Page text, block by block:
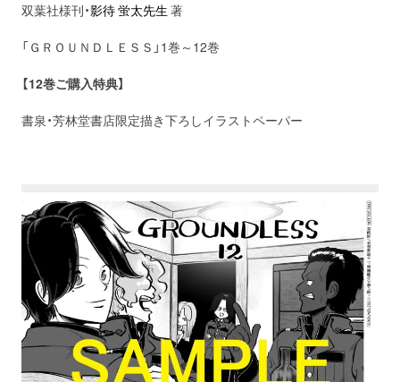
双葉社様刊・影待 蛍太先生 著
「ＧＲＯＵＮＤＬＥＳＳ」1巻～12巻
【12巻ご購入特典】
書泉・芳林堂書店限定描き下ろしイラストペーパー